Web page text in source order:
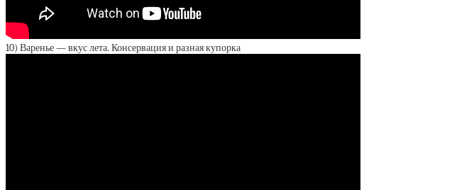
10) Варенье — вкус лета. Консервация и разная купорка